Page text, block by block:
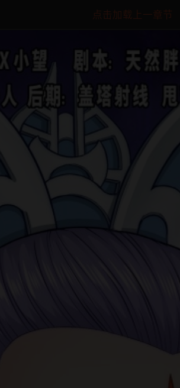
点击加载上一章节